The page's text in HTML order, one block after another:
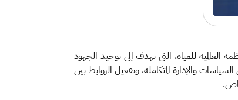
العالمية للمياه، التي تهدف إلى توحيد الجهود
والإدارة المتكاملة، وتفعيل الروابط بين